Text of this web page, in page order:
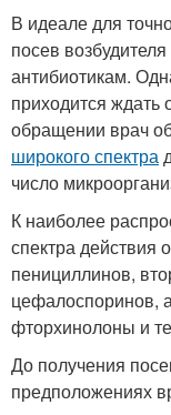
В идеале для
посев
антибиотикам.
приходится ждать
обращении врач
широкого спектра
число
К наиболее
спектра действия
пенициллинов,
цефалоспоринов,
фторхинолоны и
До получения
предположениях